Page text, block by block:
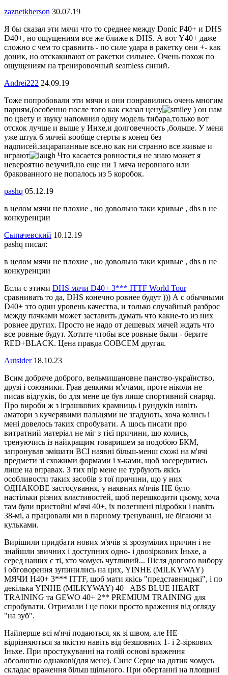
zaznetkherson 30.07.19
Я бы сказал эти мячи что то среднее между Donic P40+ и DHS
D40+, но ощущениям все же ближе к DHS. А вот Y40+ даже
сложно с чем то сравнить - по силе удара в ракетку они +- как
доник, но отскакивают от ракетки сильнее. Очень похож по
ощущениям на тренировочный seamless синий.
Andrei222 24.09.19
Тоже попробовали эти мячи и они понравились очень многим
парням,(особенно после того как сказал цену
) он нам
по цвету и звуку напомнил одну модель тибара,только вот
отскок лучше и выше у Инхе,и долговечность ,больше. У меня
уже штук 6 мячей вообще стерты в конец без
надписей.зацарапанные все.но как ни странно все живые и
играют
Что касается ровности,я не знаю может я
невероятно везучий,но еще ни 1 мяча неровного или
бракованного не попалось из 5 коробок.
pashq 05.12.19
в целом мячи не плохие , но довольно таки кривые , dhs в не
конкуренции
Сыпачевский 10.12.19
pashq писал:
в целом мячи не плохие , но довольно таки кривые , dhs в не
конкуренции
Если с этими DHS мячи D40+ 3*** ITTF World Tour
сравнивать то да, DHS конечно ровнее будут ))) А с обычными
D40+ это один уровень качества, и только случайный разброс
между пачками может заставить думать что какие-то из них
ровнее других. Просто не надо от дешевых мячей ждать что
все ровные будут. Хотите чтобы все ровные были - берите
RED+BLACK. Цена правда СОВСЕМ другая.
Autsider 18.10.23
Всим добряче доброго, вельмишановне панство-українство,
друзі і союзники. Грав деякими м'ячами, проте ніколи не
писав відгуків, бо для мене це був лише спортивний снаряд.
Про вироби ж з іграшкових крамниць і рундуків навіть
аматори з кучерявими пальцями не згадують, хоча колись і
мені довелось таких спробувати. А щось писати про
витратний матеріал не міг з тієї причини, що колись,
тренуючись із найкращим товаришем за подобою БКМ,
запронував змішати ВСІ наявні більш-менш схожі на м'ячі
предмети зі схожими формами і х-ками, щоб зосередитись
лише на вправах. З тих пір мене не турбують якісь
особливости таких засобів з тої причини, що у них
ОДНАКОВЕ застосування, у наявних м'ячів НЕ було
настільки різних властивостей, щоб перешкодити цьому, хоча
там були пристойні м'ячі 40+, їх полегшені підробки і навіть
38-мі, а працювали ми в парному тренуванні, не бігаючи за
кульками.
Вирішили придбати нових м'ячів зі зрозумілих причин і не
знайшли звичних і доступних одно- і двозіркових Іньхе, а
серед наших є ті, хто чомусь чутливий... Після довгого вибору
і обговорення зупинились на цих, YINHE (MILKYWAY)
МЯЧИ H40+ 3*** ITTF, щоб мати якісь "представницькі", і по
декілька YINHE (MILKYWAY) 40+ ABS BLUE HEART
TRAINING та GEWO 40+ 2** PREMIUM TRAINING для
спробувати. Отримали і це поки просто враження від огляду
"на зуб".
Найперше всі м'ячі подаються, як зі швом, але НЕ
відрізняються за якістю навіть від безшовних 1- і 2-зіркових
Іньхе. При простукуванні на голій основі враження
абсолютно однакові(для мене). Синє Серце на дотик чомусь
складає враження більш щільного. При обертанні на площині